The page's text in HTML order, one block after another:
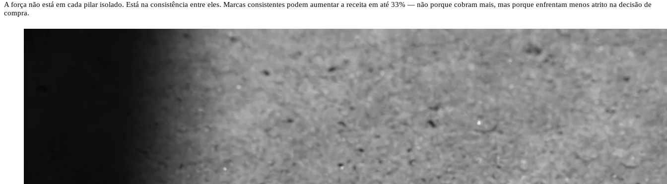
A força não está em cada pilar isolado. Está na consistência entre eles. Marcas consistentes podem aumentar a receita em até 33% — não porque cobram mais, mas porque enfrentam menos atrito na decisão de
compra.